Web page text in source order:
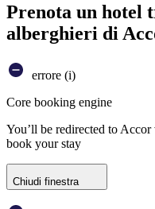
Prenota un hotel
alberghieri di
errore (i)
Core booking engine
You’ll be redirected to
book your stay
Chiudi finestra